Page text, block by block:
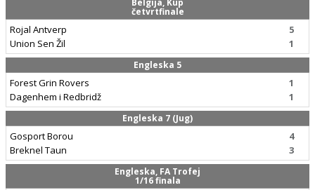
Belgija, Kup
četvrtfinale
Rojal Antverp
Union Sen Žil
5
1
Engleska 5
Forest Grin Rovers
Dagenhem i Redbridž
1
1
Engleska 7 (Jug)
Gosport Borou
Breknel Taun
4
3
Engleska, FA Trofej
1/16 finala